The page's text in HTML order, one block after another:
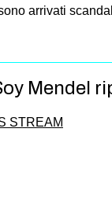
arrivati
Mendel
STREAM